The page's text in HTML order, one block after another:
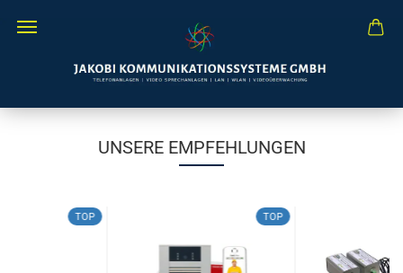
UNSERE EMPFEHLUNGEN
TOP TOP